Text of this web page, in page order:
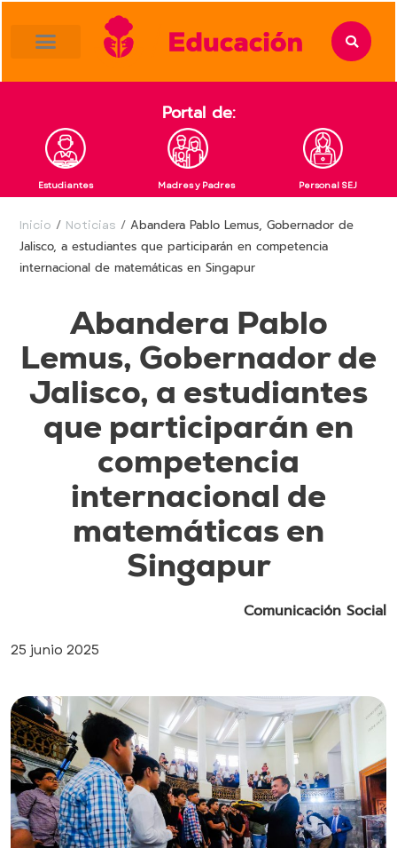
Portal de:
Estudiantes Madres y Padres Personal SEJ
Inicio / Noticias / Abandera Pablo Lemus, Gobernador de
Jalisco, a estudiantes que participarán en competencia
internacional de matemáticas en Singapur
Abandera Pablo
Lemus, Gobernador de
Jalisco, a estudiantes
que participarán en
competencia
internacional de
matemáticas en
Singapur
Comunicación Social
25 junio 2025